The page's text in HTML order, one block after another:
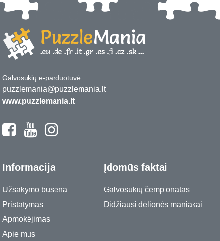
Galvosūkių e-parduotuvė
puzzlemania@puzzlemania.lt
www.puzzlemania.lt
Informacija
Užsakymo būsena
Pristatymas
Apmokėjimas
Apie mus
Įdomūs faktai
Galvosūkių čempionatas
Didžiausi dėlionės maniakai